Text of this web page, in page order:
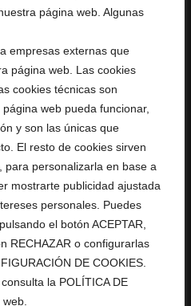
página web. Algunas
empresas externas que
página web. Las cookies
cookies técnicas son
web pueda funcionar,
y son las únicas que
El resto de cookies sirven
personalizarla en base a
mostrarte publicidad ajustada
personales. Puedes
el botón ACEPTAR,
RECHAZAR o configurarlas
DE COOKIES.
la POLÍTICA DE